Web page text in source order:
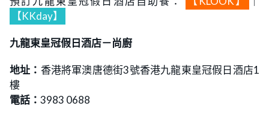
【KKday】
九龍東皇冠假日酒店－尚廚
地址： 香港將軍澳唐德街3號香港九龍東皇冠假日酒店1
樓
電話： 3983 0688